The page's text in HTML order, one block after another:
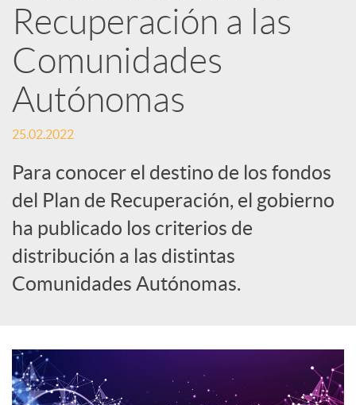
d
e
s
S
o
c
a
Recuperación a las
Comunidades
Autónomas
25.02.2022
Para conocer el destino de los fondos
del Plan de Recuperación, el gobierno
ha publicado los criterios de
distribución a las distintas
Comunidades Autónomas.